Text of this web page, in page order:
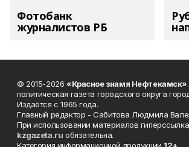
Фотобанк
журналистов РБ
© 2015-2026 «Красное знамя Нефтекамск»
политическая газета городского округа
Издаётся с 1965 года.
Главный редактор - Сабитова Людмила
При использовании материалов
kzgazeta.ru обязательна.